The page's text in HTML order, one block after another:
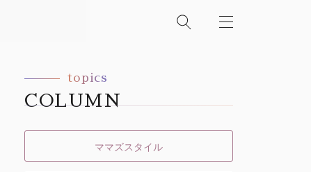
topics
COLUMN
ママズスタイル